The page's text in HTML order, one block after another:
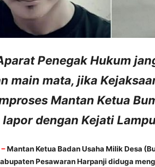
Penegak Hukum
main mata, jika
Mantan Ketua
dengan Kejati
Mantan Ketua Badan Usaha Milik Desa
Pesawaran Harpanji diduga